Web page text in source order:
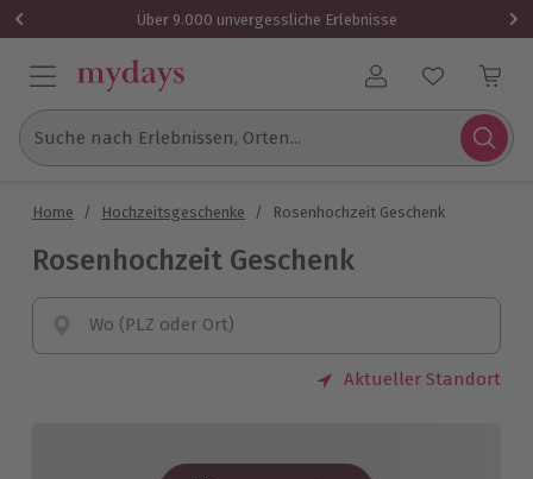
Über 9.000 unvergessliche Erlebnisse
Benutzerkonto
Suche nach Erlebnissen, Orten...
Home / Hochzeitsgeschenke / Rosenhochzeit Geschenk
Rosenhochzeit Geschenk
Wo (PLZ oder Ort)
Aktueller Standort